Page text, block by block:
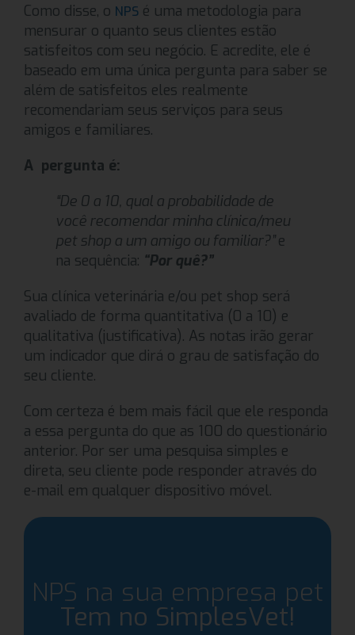
Como disse, o NPS é uma metodologia para
mensurar o quanto seus clientes estão
satisfeitos com seu negócio. E acredite, ele é
baseado em uma única pergunta para saber se
além de satisfeitos eles realmente
recomendariam seus serviços para seus
amigos e familiares.
A pergunta é:
“De 0 a 10, qual a probabilidade de
você recomendar minha clínica/meu
pet shop a um amigo ou familiar?”e
na sequência: “Por quê?”
Sua clínica veterinária e/ou pet shop será
avaliado de forma quantitativa (0 a 10) e
qualitativa (justificativa). As notas irão gerar
um indicador que dirá o grau de satisfação do
seu cliente.
Com certeza é bem mais fácil que ele responda
a essa pergunta do que as 100 do questionário
anterior. Por ser uma pesquisa simples e
direta, seu cliente pode responder através do
e-mail em qualquer dispositivo móvel.
NPS na sua empresa pet
Tem no SimplesVet!